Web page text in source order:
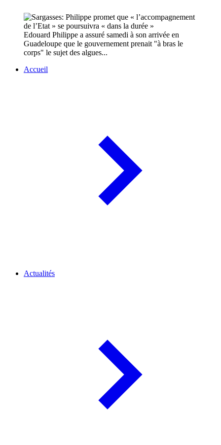
Edouard Philippe a assuré samedi à son arrivée en
Guadeloupe que le gouvernement prenait "à bras le
corps" le sujet des algues...
Accueil
Actualités